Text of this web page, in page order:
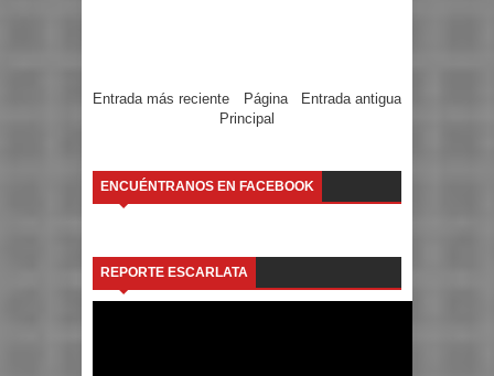
Entrada más reciente Entrada antigua
Página
Principal
ENCUÉNTRANOS EN FACEBOOK
REPORTE ESCARLATA